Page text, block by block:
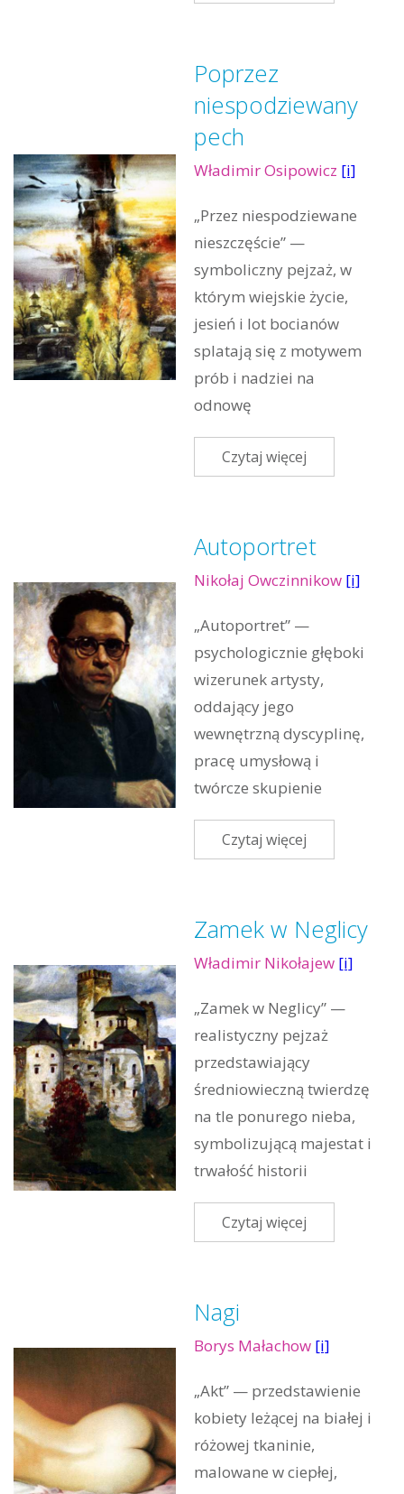
Poprzez
niespodziewany
pech
Władimir Osipowicz [i]
„Przez niespodziewane
nieszczęście” —
symboliczny pejzaż, w
którym wiejskie życie,
jesień i lot bocianów
splatają się z motywem
prób i nadziei na
odnowę
Czytaj więcej
Autoportret
Nikołaj Owczinnikow [i]
„Autoportret” —
psychologicznie głęboki
wizerunek artysty,
oddający jego
wewnętrzną dyscyplinę,
pracę umysłową i
twórcze skupienie
Czytaj więcej
Zamek w Neglicy
Władimir Nikołajew [i]
„Zamek w Neglicy” —
realistyczny pejzaż
przedstawiający
średniowieczną twierdzę
na tle ponurego nieba,
symbolizującą majestat i
trwałość historii
Czytaj więcej
Nagi
Borys Małachow [i]
„Akt” — przedstawienie
kobiety leżącej na białej i
różowej tkaninie,
malowane w ciepłej,